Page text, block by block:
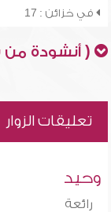
في خزائن : 17
( أنشودة من
تعليقات الزوار
وحيد
رائعة